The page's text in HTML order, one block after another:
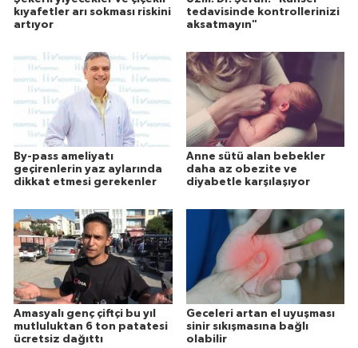
kıyafetler arı sokması riskini
artıyor
tedavisinde kontrollerinizi
aksatmayın"
By-pass ameliyatı
geçirenlerin yaz aylarında
dikkat etmesi gerekenler
Anne sütü alan bebekler
daha az obezite ve
diyabetle karşılaşıyor
Amasyalı genç çiftçi bu yıl
mutluluktan 6 ton patatesi
ücretsiz dağıttı
Geceleri artan el uyuşması
sinir sıkışmasına bağlı
olabilir